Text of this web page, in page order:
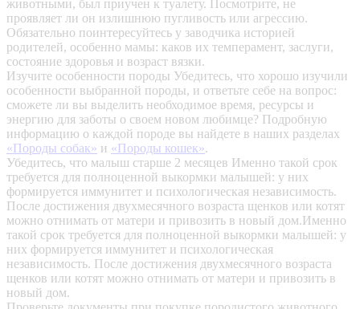
животными, был приучен к туалету. Посмотрите, не
проявляет ли он излишнюю пугливость или агрессию.
Обязательно поинтересуйтесь у заводчика историей
родителей, особенно мамы: каков их темперамент, заслуги,
состояние здоровья и возраст вязки.
Изучите особенности породы Убедитесь, что хорошо изучили
особенности выбранной породы, и ответьте себе на вопрос:
сможете ли вы выделить необходимое время, ресурсы и
энергию для заботы о своем новом любимце? Подробную
информацию о каждой породе вы найдете в наших разделах
«Породы собак» и «Породы кошек».
Убедитесь, что малыш старше 2 месяцев Именно такой срок
требуется для полноценной выкормки малышей: у них
формируется иммунитет и психологическая независимость.
После достижения двухмесячного возраста щенков или котят
можно отнимать от матери и привозить в новый дом.Именно
такой срок требуется для полноценной выкормки малышей: у
них формируется иммунитет и психологическая
независимость. После достижения двухмесячного возраста
щенков или котят можно отнимать от матери и привозить в
новый дом.